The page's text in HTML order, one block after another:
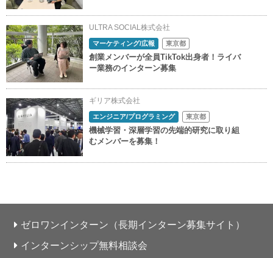
ULTRA SOCIAL株式会社
マーケティング/広報 東京都
創業メンバーが全員TikTok出身者！ライバ
ー業務のインターン募集
ギリア株式会社
エンジニア/プログラミング 東京都
機械学習・深層学習の先端的研究に取り組
むメンバーを募集！
ゼロワンインターン（長期インターン募集サイト）
インターンシップ無料相談会